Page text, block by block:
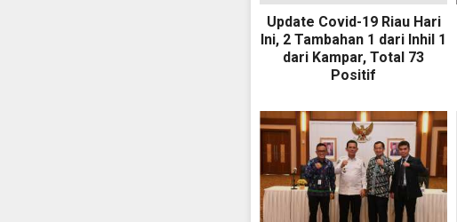
Update Covid-19 Riau Hari
Ini, 2 Tambahan 1 dari Inhil 1
dari Kampar, Total 73
Positif